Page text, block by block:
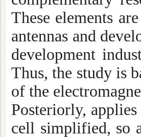
These elements
antennas and
development
Thus, the study is
of the
Posteriorly,
cell simplified, so